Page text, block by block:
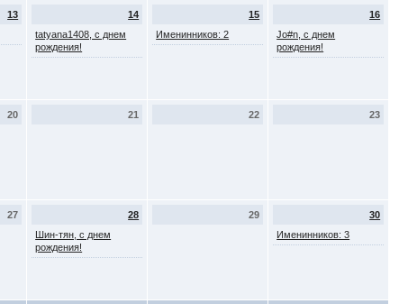
13
14
tatyana1408, с днем
рождения!
15
Именинников: 2
16
Jo#n, с днем
рождения!
20 21 22 23
27
28
Шин-тян, с днем
рождения!
29
30
Именинников: 3